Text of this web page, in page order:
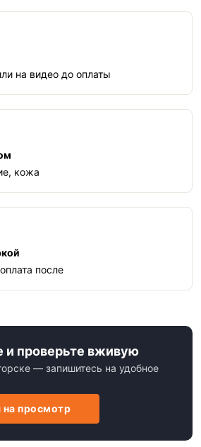
на видео до оплаты
кожа
после
и проверьте вживую
— запишитесь на удобное
на просмотр